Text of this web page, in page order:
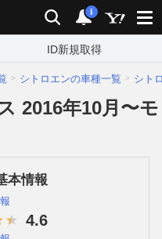
検索 通知
i
ID新規取得
シトロエンの車種一覧 シト
2016年10月〜モ
本情報
4.6